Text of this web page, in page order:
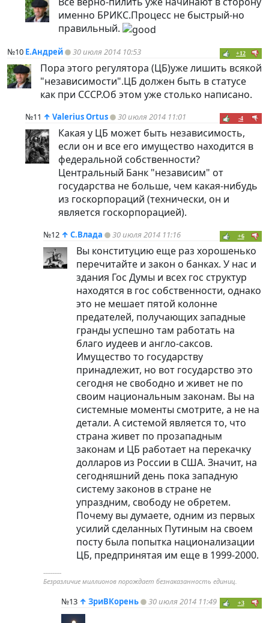
именно БРИКС.Процесс не быстрый-но
правильный.
№10 Е.Андрей 30 июля 2014 10:53 +12
Пора этого регулятора (ЦБ)уже лишить всякой
"независимости".ЦБ должен быть в статусе
как при СССР.Об этом уже столько написано.
№11 ↑ Valerius Ortus 30 июля 2014 11:01 -4
Какая у ЦБ может быть независимость,
если он и все его имущество находится в
федеральной собственности?
Центральный Банк "независим" от
государства не больше, чем какая-нибудь
из госкорпораций (технически, он и
является госкорпорацией).
№12 ↑ С.Влада 30 июля 2014 11:16 +6
Вы конституцию еще раз хорошенько
перечитайте и закон о банках. У нас и
здания Гос Думы и всех гос структур
находятся в гос собственности, однако
это не мешает пятой колонне
предателей, получающих западные
гранды успешно там работать на
благо иудеев и англо-саксов.
Имущество то государству
принадлежит, но вот государство это
сегодня не свободно и живет не по
своим национальным законам. Вы на
системные моменты смотрите, а не на
детали. А системой является то, что
страна живет по прозападным
законам и ЦБ работает на перекачку
долларов из России в США. Значит, на
сегодняшний день пока западную
систему законов в стране не
упраздним, свободу не обретем.
Почему вы думаете, одним из первых
усилий сделанных Путиным на своем
посту была попытка национализации
ЦБ, предпринятая им еще в 1999-2000.
----------
Безразличие миллионов порождает безнаказанность единиц.
№13 ↑ ЗриВКорень 30 июля 2014 11:49 +3